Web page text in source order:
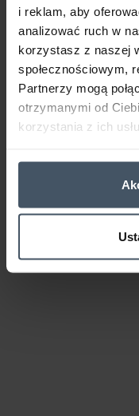
i reklam, aby
analizować ruch w
korzystasz z naszej
społecznościowym,
Partnerzy mogą
otrzymanymi od
korzystania z ich